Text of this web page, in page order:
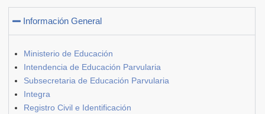
Información General
Ministerio de Educación
Intendencia de Educación Parvularia
Subsecretaria de Educación Parvularia
Integra
Registro Civil e Identificación